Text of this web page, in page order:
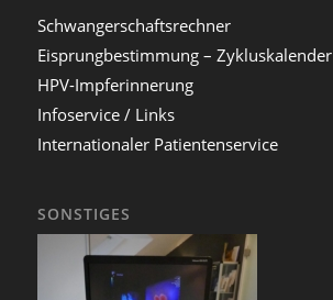
Schwangerschaftsrechner
Eisprungbestimmung – Zykluskalender
HPV-Impferinnerung
Infoservice / Links
Internationaler Patientenservice
SONSTIGES